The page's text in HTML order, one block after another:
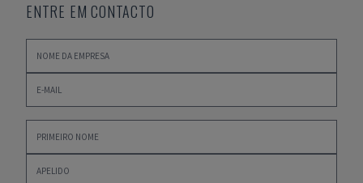
ENTRE EM CONTACTO